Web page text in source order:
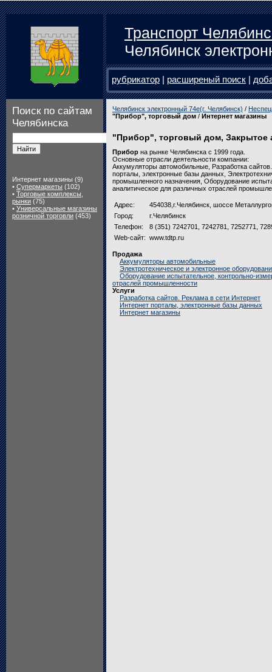
Транспорт
Челябинск
рубрикатор | расширеный поиск |
Поиск по сайтам
Челябинска
Интернет магазины (9)
• Супермаркеты (102)
• Торговые комплексы,
рынки (75)
• Универсальные магазины
розничной торговли (453)
Челябинск электронный 74e(г. Челябинск) /
"Прибор", торговый дом / Интернет магазины
"Прибор", торговый дом, Закрытое
Прибор на рынке Челябинска с 1999 года.
Основные отрасли деятельности компании:
Аккумуляторы автомобильные, Разработка
порталы, электронные базы данных,
промышленного назначения, Оборудование
аналитическое для различных отраслей
Адрес:
454038,г.Челябинск, шоссе
Город:
г.Челябинск
Телефон:
8 (351) 7242701, 7242781, 7252771,
Web-сайт: www.tdtp.ru
Продажа
Аккумуляторы автомобильные
Электротехническое и электронное
Оборудование испытательное, контрольно-
отраслей промышленности
Услуги
Разработка сайтов. Реклама в сети Интернет
Интернет порталы, электронные базы данных
Интернет магазины